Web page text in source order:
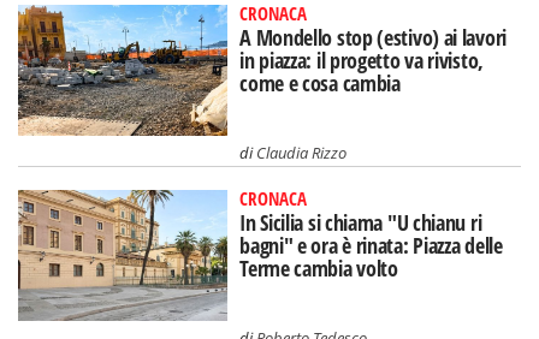
CRONACA
A Mondello stop (estivo) ai lavori
in piazza: il progetto va rivisto,
come e cosa cambia
diClaudia Rizzo
CRONACA
In Sicilia si chiama "U chianu ri
bagni" e ora è rinata: Piazza delle
Terme cambia volto